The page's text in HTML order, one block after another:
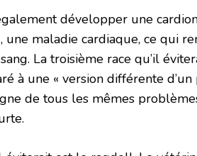
développer une
une maladie cardiaque, ce qui
La troisième race qu’il
à une « version différente d’un
de tous les mêmes